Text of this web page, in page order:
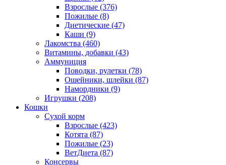
Взрослые (376)
Пожилые (8)
Диетические (47)
Каши (9)
Лакомства (460)
Витамины, добавки (43)
Аммуниция
Поводки, рулетки (78)
Ошейники, шлейки (87)
Намордники (9)
Игрушки (208)
Кошки
Сухой корм
Взрослые (423)
Котята (87)
Пожилые (23)
ВетДиета (87)
Консервы